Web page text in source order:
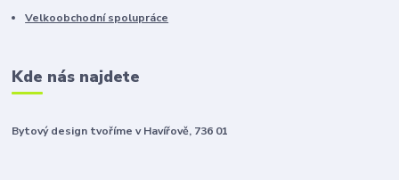
Velkoobchodní spolupráce
Kde nás najdete
Bytový design tvoříme v Havířově, 736 01